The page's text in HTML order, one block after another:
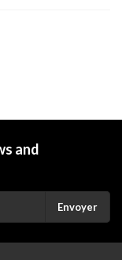
and
Envoyer